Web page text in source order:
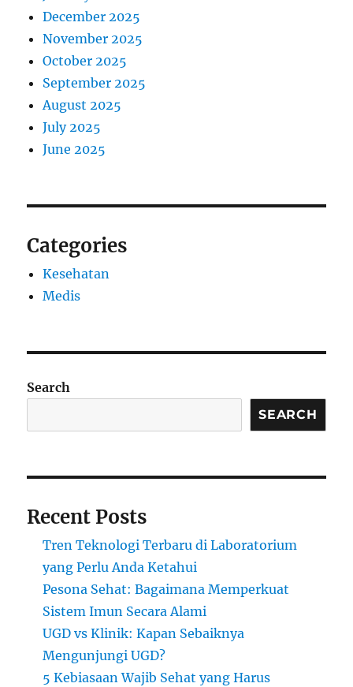
December 2025
November 2025
October 2025
September 2025
August 2025
July 2025
June 2025
Categories
Kesehatan
Medis
Search
SEARCH
Recent Posts
Tren Teknologi Terbaru di Laboratorium
yang Perlu Anda Ketahui
Pesona Sehat: Bagaimana Memperkuat
Sistem Imun Secara Alami
UGD vs Klinik: Kapan Sebaiknya
Mengunjungi UGD?
5 Kebiasaan Wajib Sehat yang Harus